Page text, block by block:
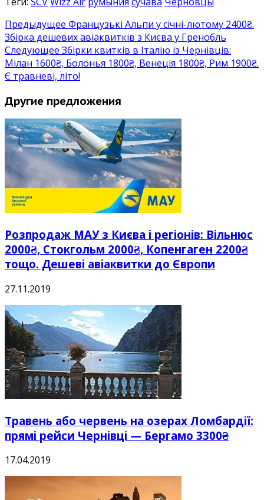
Предыдущее Французькі Альпи у січні-лютому 2400₴.
Збірка дешевих авіаквитків з Києва у Гренобль
Следующее Збірки квитків в Італію із Чернівців:
Мілан 1600₴, Болонья 1800₴, Венеція 1800₴, Рим 1900₴.
Є травневі, літо!
Другие предложения
Розпродаж МАУ з Києва і регіонів: Вільнюс
2000₴, Стокгольм 2000₴, Копенгаген 2200₴
тощо. Дешеві авіаквитки до Європи
27.11.2019
Травень або червень на озерах Ломбардії:
прямі рейси Чернівці — Бергамо 3300₴
17.04.2019